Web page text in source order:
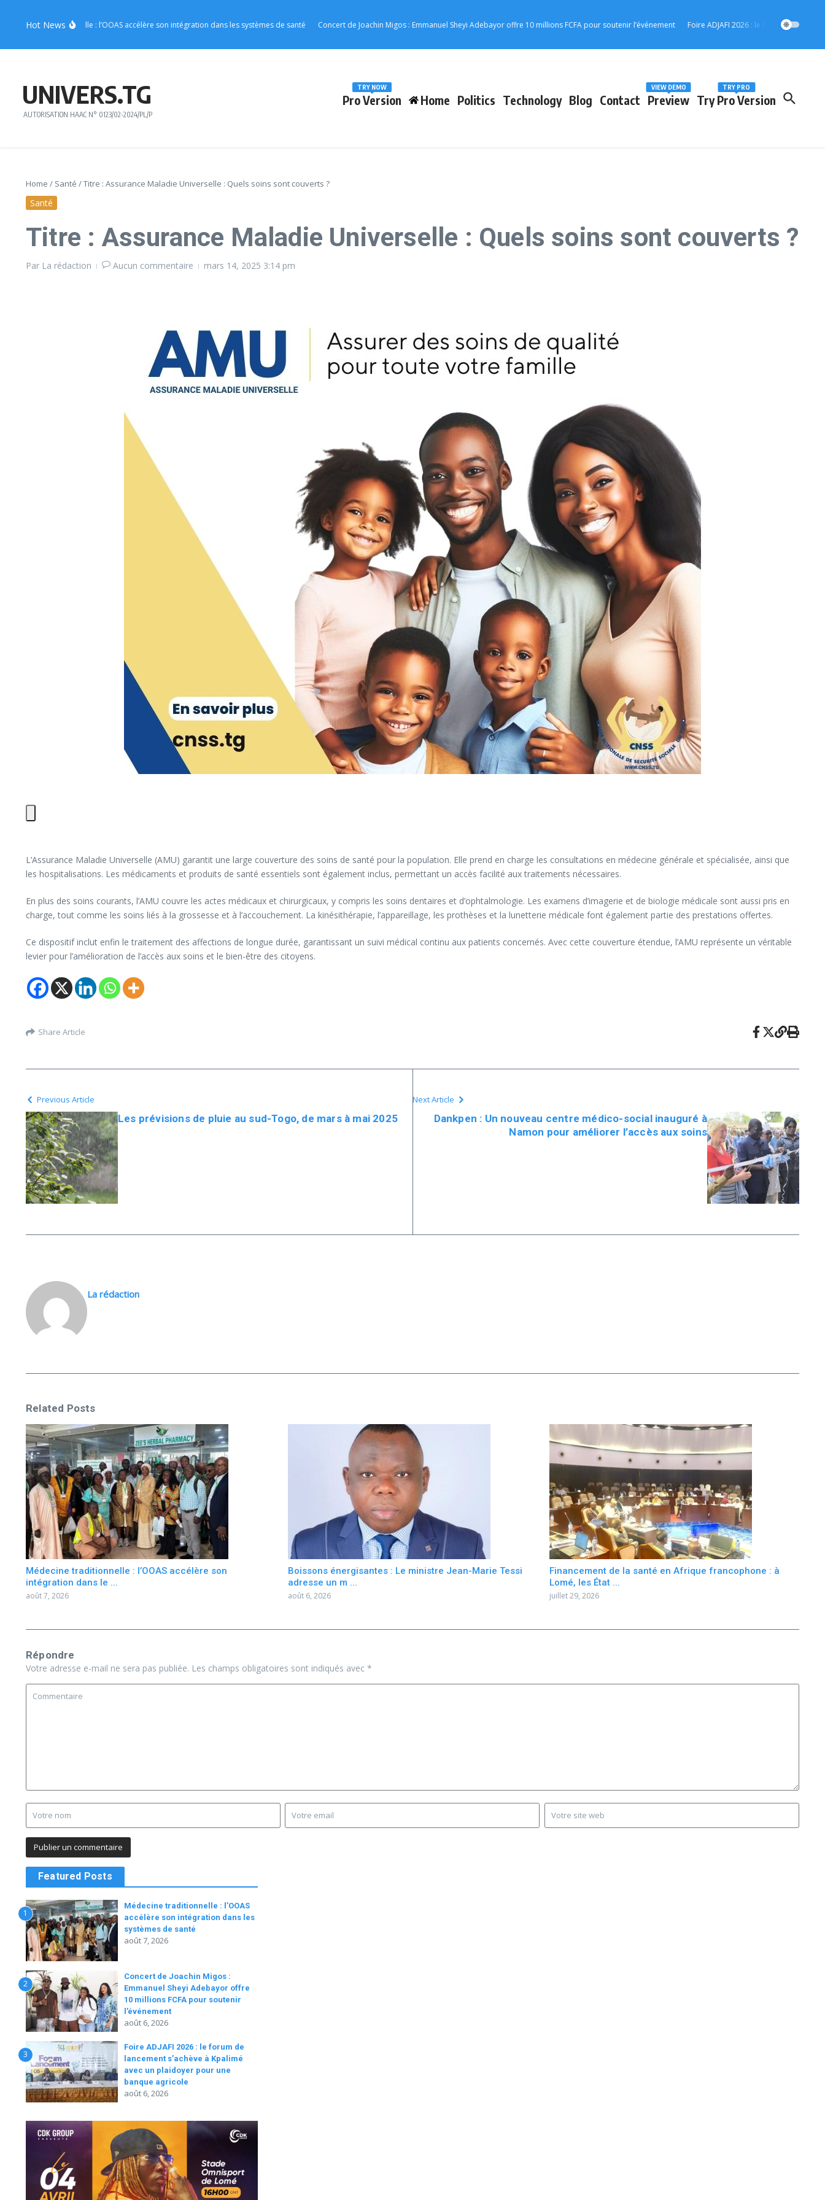
Hot News
traditionnelle : l’OOAS accélère son intégration dans les systèmes de santé Concert de Joachin Migos : Emmanuel Sheyi Adebayor offre 10 millions FCFA pour soutenir l’événement Foire ADJAFI 2026 : le forum de lancement
UNIVERS.TG
AUTORISATION HAAC N° 0123/02-2024/PL/P
Pro Version
TRY NOW
Home Politics Technology Blog Contact Preview
VIEW DEMO
Try Pro Version
TRY PRO
Home / Santé /Titre : Assurance Maladie Universelle : Quels soins sont couverts ?
Santé
Titre : Assurance Maladie Universelle : Quels soins sont couverts ?
Par La rédaction Aucun commentaire mars 14, 2025 3:14 pm
L’Assurance Maladie Universelle (AMU) garantit une large couverture des soins de santé pour la population. Elle prend en charge les consultations en médecine générale et spécialisée, ainsi que
les hospitalisations. Les médicaments et produits de santé essentiels sont également inclus, permettant un accès facilité aux traitements nécessaires.
En plus des soins courants, l’AMU couvre les actes médicaux et chirurgicaux, y compris les soins dentaires et d’ophtalmologie. Les examens d’imagerie et de biologie médicale sont aussi pris en
charge, tout comme les soins liés à la grossesse et à l’accouchement. La kinésithérapie, l’appareillage, les prothèses et la lunetterie médicale font également partie des prestations offertes.
Ce dispositif inclut enfin le traitement des affections de longue durée, garantissant un suivi médical continu aux patients concernés. Avec cette couverture étendue, l’AMU représente un véritable
levier pour l’amélioration de l’accès aux soins et le bien-être des citoyens.
Share Article
Previous Article
Les prévisions de pluie au sud-Togo, de mars à mai 2025
Next Article
Dankpen : Un nouveau centre médico-social inauguré à
Namon pour améliorer l’accès aux soins
La rédaction
Related Posts
Médecine traditionnelle : l’OOAS accélère son
intégration dans le ...
août 7, 2026
Boissons énergisantes : Le ministre Jean-Marie Tessi
adresse un m ...
août 6, 2026
Financement de la santé en Afrique francophone : à
Lomé, les État ...
juillet 29, 2026
Répondre
Votre adresse e-mail ne sera pas publiée. Les champs obligatoires sont indiqués avec *
Featured Posts
1
Médecine traditionnelle : l’OOAS
accélère son intégration dans les
systèmes de santé
août 7, 2026
2
Concert de Joachin Migos :
Emmanuel Sheyi Adebayor offre
10 millions FCFA pour soutenir
l’événement
août 6, 2026
3
Foire ADJAFI 2026 : le forum de
lancement s’achève à Kpalimé
avec un plaidoyer pour une
banque agricole
août 6, 2026